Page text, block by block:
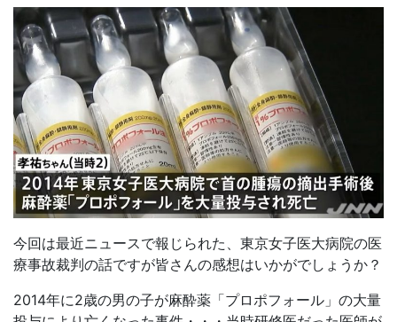
今回は最近ニュースで報じられた、東京女子医大病院の医
療事故裁判の話ですが皆さんの感想はいかがでしょうか？
2014年に2歳の男の子が麻酔薬「プロポフォール」の大量